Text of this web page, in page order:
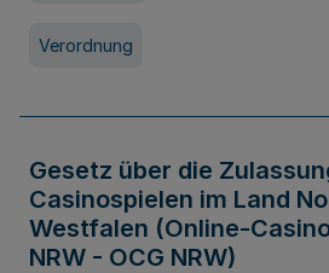
Verordnung
Gesetz über die
Casinospielen im Land
Westfalen (Online-
NRW - OCG NRW)